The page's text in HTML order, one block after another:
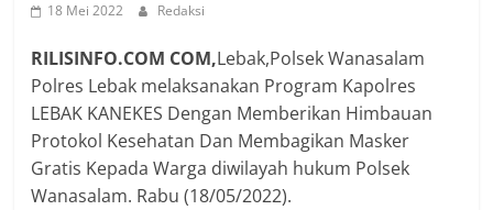
18 Mei 2022 Redaksi
RILISINFO.COM COM,Lebak,Polsek Wanasalam
Polres Lebak melaksanakan Program Kapolres
LEBAK KANEKES Dengan Memberikan Himbauan
Protokol Kesehatan Dan Membagikan Masker
Gratis Kepada Warga diwilayah hukum Polsek
Wanasalam. Rabu (18/05/2022).